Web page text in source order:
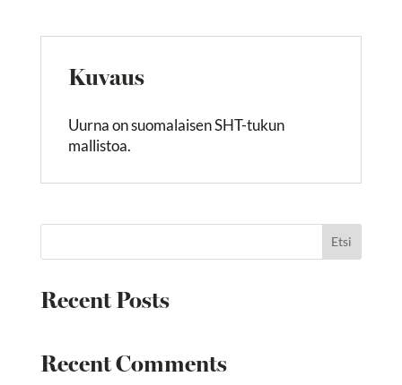
Kuvaus
Uurna on suomalaisen SHT-tukun
mallistoa.
Etsi
Recent Posts
Recent Comments